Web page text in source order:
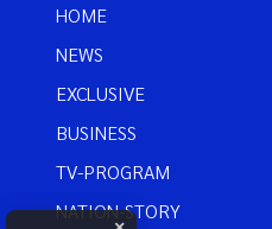
HOME
NEWS
EXCLUSIVE
BUSINESS
TV-PROGRAM
NATION-STORY